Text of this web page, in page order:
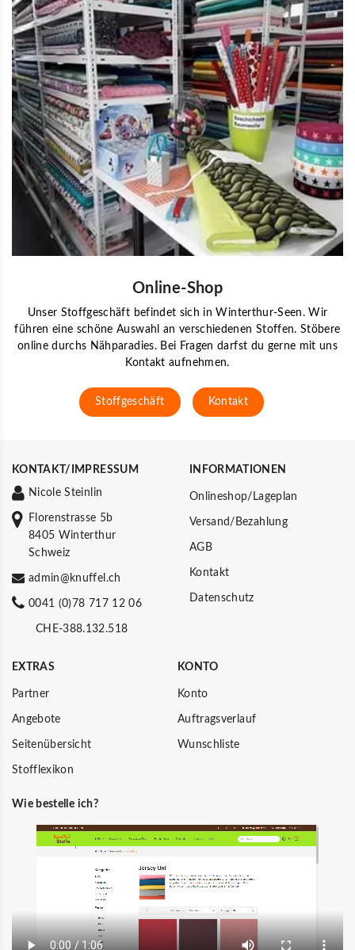
Online-Shop
Unser Stoffgeschäft befindet sich in Winterthur-Seen. Wir
führen eine schöne Auswahl an verschiedenen Stoffen. Stöbere
online durchs Nähparadies. Bei Fragen darfst du gerne mit uns
Kontakt aufnehmen.
Stoffgeschäft Kontakt
KONTAKT/IMPRESSUM
Nicole Steinlin
Florenstrasse 5b
8405 Winterthur
Schweiz
admin@knuffel.ch
0041 (0)78 717 12 06
CHE-388.132.518
INFORMATIONEN
Onlineshop/Lageplan
Versand/Bezahlung
AGB
Kontakt
Datenschutz
EXTRAS
Partner
Angebote
Seitenübersicht
Stofflexikon
KONTO
Konto
Auftragsverlauf
Wunschliste
Wie bestelle ich?